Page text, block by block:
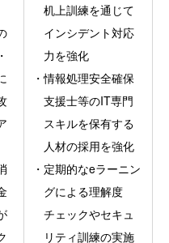
机上訓練を通じて
インシデント対応
力を強化
・情報処理安全確保
支援士等のIT専門
スキルを保有する
人材の採用を強化
・ 定期的なeラーニン
グによる理解度
チェックやセキュ
リティ訓練の実施